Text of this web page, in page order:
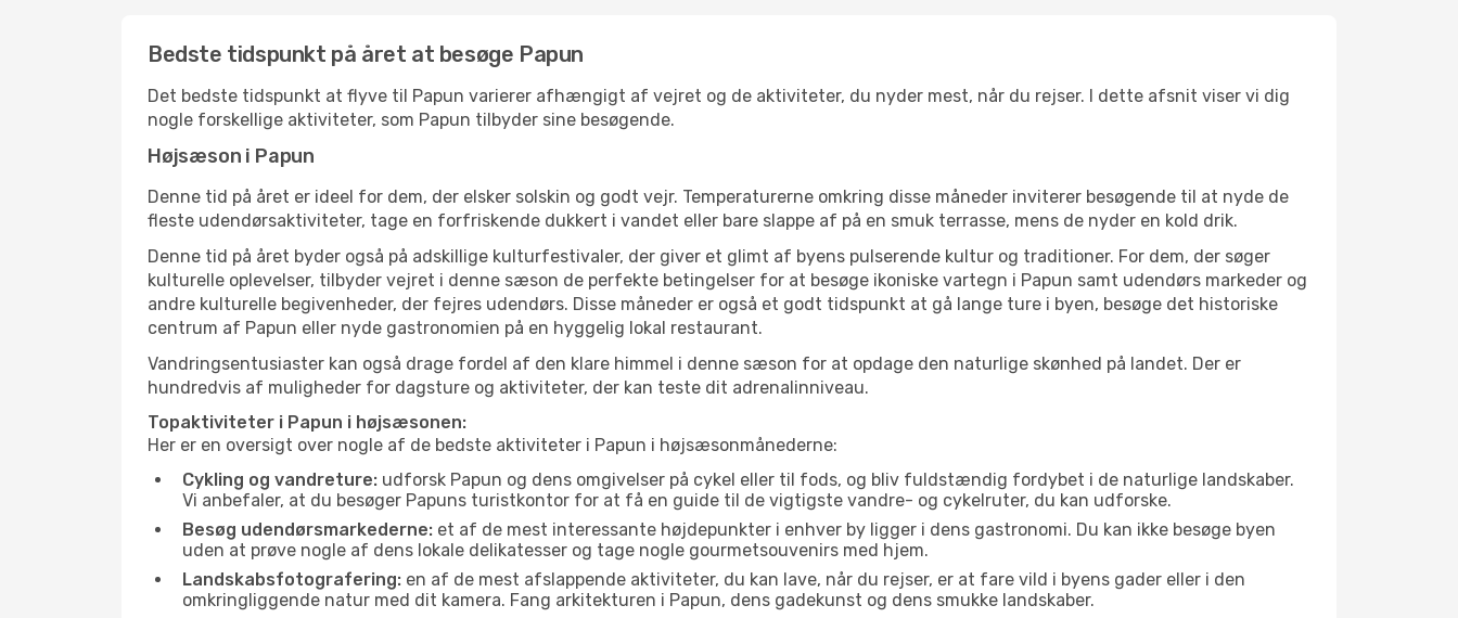
Bedste tidspunkt på året at besøge Papun
Det bedste tidspunkt at flyve til Papun varierer afhængigt af vejret og de aktiviteter, du nyder mest, når du rejser. I dette afsnit viser vi dig
nogle forskellige aktiviteter, som Papun tilbyder sine besøgende.
Højsæson i Papun
Denne tid på året er ideel for dem, der elsker solskin og godt vejr. Temperaturerne omkring disse måneder inviterer besøgende til at nyde de
fleste udendørsaktiviteter, tage en forfriskende dukkert i vandet eller bare slappe af på en smuk terrasse, mens de nyder en kold drik.
Denne tid på året byder også på adskillige kulturfestivaler, der giver et glimt af byens pulserende kultur og traditioner. For dem, der søger
kulturelle oplevelser, tilbyder vejret i denne sæson de perfekte betingelser for at besøge ikoniske vartegn i Papun samt udendørs markeder og
andre kulturelle begivenheder, der fejres udendørs. Disse måneder er også et godt tidspunkt at gå lange ture i byen, besøge det historiske
centrum af Papun eller nyde gastronomien på en hyggelig lokal restaurant.
Vandringsentusiaster kan også drage fordel af den klare himmel i denne sæson for at opdage den naturlige skønhed på landet. Der er
hundredvis af muligheder for dagsture og aktiviteter, der kan teste dit adrenalinniveau.
Topaktiviteter i Papun i højsæsonen:
Her er en oversigt over nogle af de bedste aktiviteter i Papun i højsæsonmånederne:
Cykling og vandreture: udforsk Papun og dens omgivelser på cykel eller til fods, og bliv fuldstændig fordybet i de naturlige landskaber.
Vi anbefaler, at du besøger Papuns turistkontor for at få en guide til de vigtigste vandre- og cykelruter, du kan udforske.
Besøg udendørsmarkederne: et af de mest interessante højdepunkter i enhver by ligger i dens gastronomi. Du kan ikke besøge byen
uden at prøve nogle af dens lokale delikatesser og tage nogle gourmetsouvenirs med hjem.
Landskabsfotografering: en af de mest afslappende aktiviteter, du kan lave, når du rejser, er at fare vild i byens gader eller i den
omkringliggende natur med dit kamera. Fang arkitekturen i Papun, dens gadekunst og dens smukke landskaber.